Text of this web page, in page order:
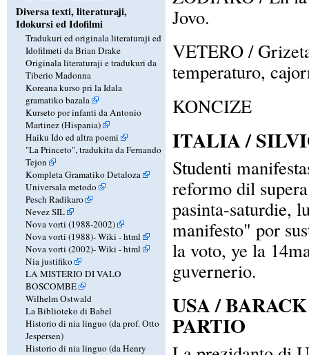
Diversa texti, literaturaji,
Idokursi ed Idofilmi
Tradukuri ed originala literaturaji ed
Idofilmeti da Brian Drake
Originala literaturaji e tradukuri da
Tiberio Madonna
Koreana kurso pri la Idala
gramatiko bazala
Kurseto por infanti da Antonio
Martinez (Hispania)
Haiku Ido ed altra poemi
"La Princeto", tradukita da Fernando
Tejon
Kompleta Gramatiko Detaloza
Universala metodo
Pesch Radikaro
Nevez SIL
Nova vorti (1988-2002)
Nova vorti (1988)-Wiki -html
Nova vorti (2002)-Wiki -html
Nia justifiko
LA MISTERIO DI VALO
BOSCOMBE
Wilhelm Ostwald
La Biblioteko di Babel
Historio di nia linguo (da prof. Otto
Jespersen)
Historio di nia linguo (da Henry
Jovo.
VETERO /
temperaturo,
KONCIZE
ITALIA /
Studenti
reformo dil
pasinta-saturdie,
manifesto" por
la voto, ye la
guvernerio.
USA /
PARTIO